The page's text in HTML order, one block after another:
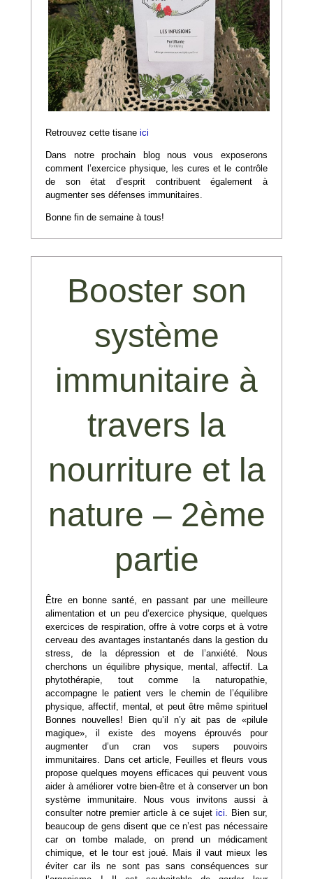
Retrouvez cette tisaneici
Dans notre prochain blog nous vous exposerons
comment l’exercice physique, les cures et le contrôle
de son état d’esprit contribuent également à
augmenter ses défenses immunitaires.
Bonne fin de semaine à tous!
Booster son
système
immunitaire à
travers la
nourriture et la
nature – 2ème
partie
Être en bonne santé, en passant par une meilleure
alimentation et un peu d’exercice physique, quelques
exercices de respiration, offre à votre corps et à votre
cerveau des avantages instantanés dans la gestion du
stress, de la dépression et de l’anxiété. Nous
cherchons un équilibre physique, mental, affectif. La
phytothérapie, tout comme la naturopathie,
accompagne le patient vers le chemin de l’équilibre
physique, affectif, mental, et peut être même spirituel
Bonnes nouvelles! Bien qu’il n’y ait pas de «pilule
magique», il existe des moyens éprouvés pour
augmenter d’un cran vos supers pouvoirs
immunitaires. Dans cet article, Feuilles et fleurs vous
propose quelques moyens efficaces qui peuvent vous
aider à améliorer votre bien-être et à conserver un bon
système immunitaire. Nous vous invitons aussi à
consulter notre premier article à ce sujet ici. Bien sur,
beaucoup de gens disent que ce n’est pas nécessaire
car on tombe malade, on prend un médicament
chimique, et le tour est joué. Mais il vaut mieux les
éviter car ils ne sont pas sans conséquences sur